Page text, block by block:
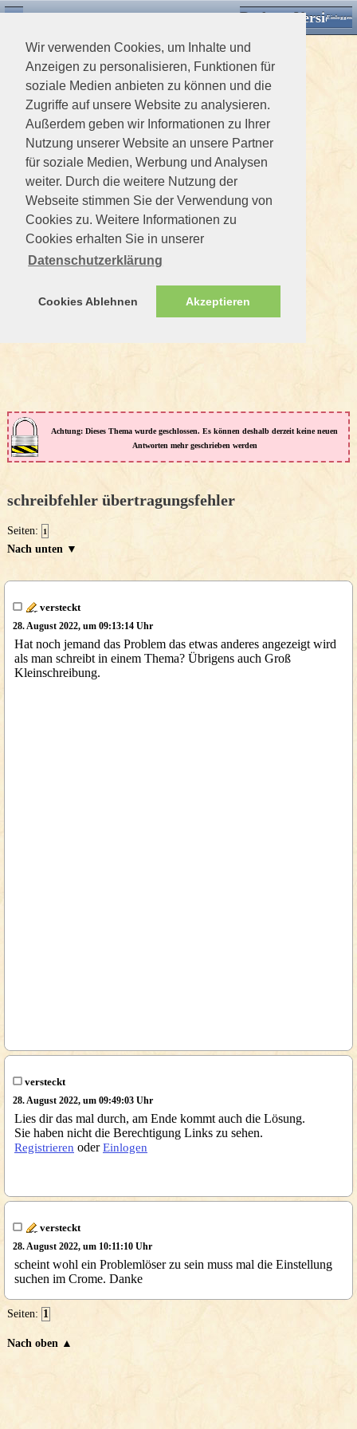
Wir verwenden Cookies, um Inhalte und
Anzeigen zu personalisieren, Funktionen für
soziale Medien anbieten zu können und die
Zugriffe auf unsere Website zu analysieren.
Außerdem geben wir Informationen zu Ihrer
Nutzung unserer Website an unsere Partner
für soziale Medien, Werbung und Analysen
weiter. Durch die weitere Nutzung der
Webseite stimmen Sie der Verwendung von
Cookies zu. Weitere Informationen zu
Cookies erhalten Sie in unserer
Datenschutzerklärung
Cookies Ablehnen Akzeptieren
Desktop VersionEinloggen
Achtung: Dieses Thema wurde geschlossen. Es können deshalb derzeit keine neuen
Antworten mehr geschrieben werden
schreibfehler übertragungsfehler
Seiten: 1
Nach unten ▼
versteckt
28. August 2022, um 09:13:14 Uhr
Hat noch jemand das Problem das etwas anderes angezeigt wird
als man schreibt in einem Thema? Übrigens auch Groß
Kleinschreibung.
versteckt
28. August 2022, um 09:49:03 Uhr
Lies dir das mal durch, am Ende kommt auch die Lösung.
Sie haben nicht die Berechtigung Links zu sehen.
Registrieren oderEinlogen
versteckt
28. August 2022, um 10:11:10 Uhr
scheint wohl ein Problemlöser zu sein muss mal die Einstellung
suchen im Crome. Danke
Seiten: 1
Nach oben ▲